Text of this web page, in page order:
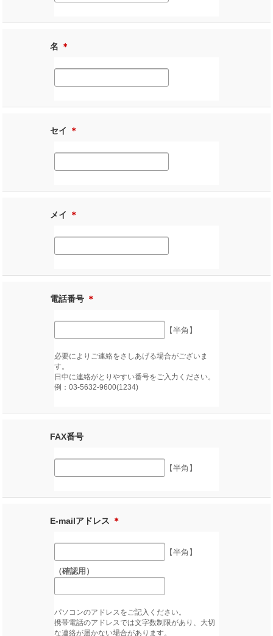
名 ＊
セイ ＊
メイ ＊
電話番号 ＊
【半角】
必要によりご連絡をさしあげる場合がございま
す。
日中に連絡がとりやすい番号をご入力ください。
例：03-5632-9600(1234)
FAX番号
【半角】
E-mailアドレス ＊
【半角】
（確認用）
パソコンのアドレスをご記入ください。
携帯電話のアドレスでは文字数制限があり、大切
な連絡が届かない場合があります。